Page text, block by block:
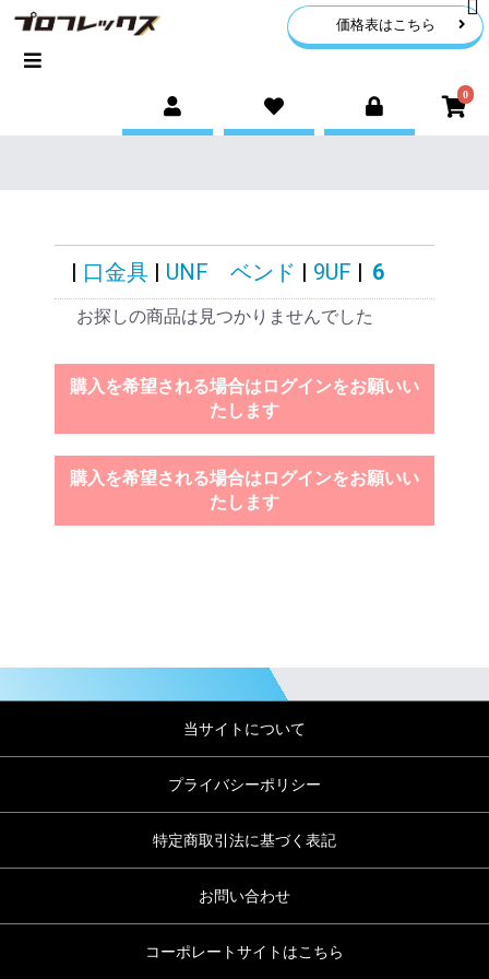
価格表はこちら
0
| 口金具 | UNF ベンド | 9UF | 6
お探しの商品は見つかりませんでした
購入を希望される場合はログインをお願いい
たします
購入を希望される場合はログインをお願いい
たします
当サイトについて
プライバシーポリシー
特定商取引法に基づく表記
お問い合わせ
コーポレートサイトはこちら